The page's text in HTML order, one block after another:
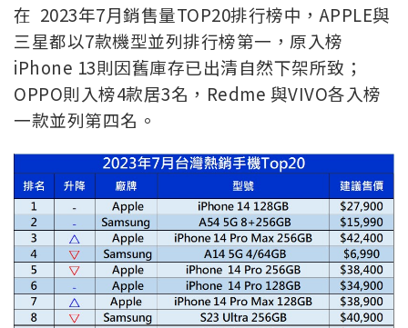
在 2023年7月銷售量TOP20排行榜中，APPLE與
三星都以7款機型並列排行榜第一，原入榜
iPhone 13則因舊庫存已出清自然下架所致；
OPPO則入榜4款居3名，Redme 與VIVO各入榜
一款並列第四名。